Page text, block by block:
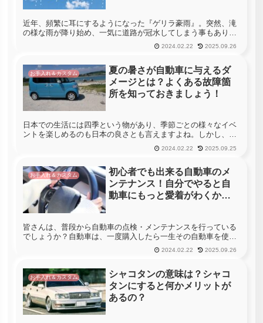
近年、頻繁に耳にするようになった『ゲリラ豪雨』。突然、滝
の様な雨が降り始め、一気に道路が冠水してしまう事もあり、
ドライバーにとっては非常に恐ろしいものです。ゲリラ豪雨
は、梅雨前線と台風の複合型豪雨とは異なり、大都市のヒート
2024.02.22 2025.09.26
お手入れ＆カスタム
夏の暑さが自動車に与えるダ
メージとは？よくある故障箇
所を知っておきましょう！
日本での生活には四季という物があり、季節ごとの様々なイベ
ントを楽しめるのも日本の良さとも言えますよね。しかし、四
季の中でも凍える様な気温の日が続く冬場や、肌を刺すような
日差しと高気温が続く夏場などは体調を崩す人は多い事でしょ
2024.02.22 2025.09.25
お手入れ＆カスタム
初心者でも出来る自動車のメ
ンテナンス！自分でやると自
動車にもっと愛着がわくか
皆さんは、普段から自動車の点検・メンテナンスを行っている
でしょうか？自動車は、一度購入したら一生その自動車を使用
するわけではありませんし、自動車には多くの消耗品が使用さ
れている為、定期的なメンテナンスを欠かしてしまうと意外と
2024.02.22 2025.09.26
お手入れ＆カスタム
シャコタンの意味は？シャコ
タンにすると何かメリットが
あるの？